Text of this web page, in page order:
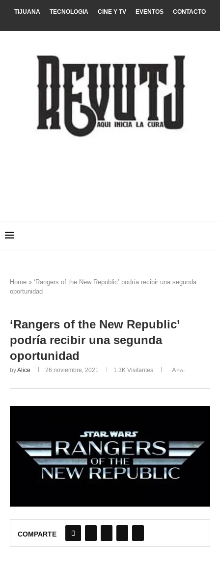
TIJUANA TECNOLOGIA CINE Y TV EVENTOS CONTACTO
Home » ‘Rangers of the New Republic’ podría recibir una segunda
oportunidad
‘Rangers of the New Republic’
podría recibir una segunda
oportunidad
byAlice 26 noviembre, 2021 1.3K Visitantes A+A-
COMPARTE